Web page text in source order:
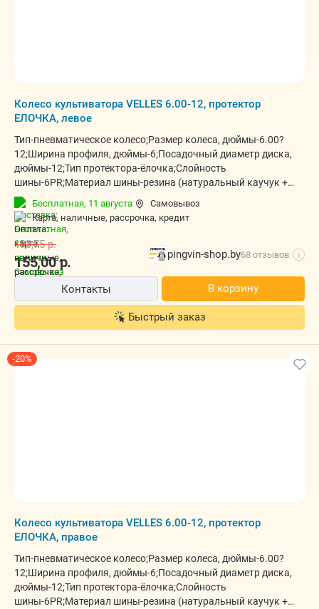
Колесо культиватора VELLES 6.00-12, протектор
ЕЛОЧКА, левое
Тип-пневматическое колесо;Размер колеса, дюймы-6.00?
12;Ширина профиля, дюймы-6;Посадочный диаметр диска,
дюймы-12;Тип протектора-ёлочка;Слойность
шины-6PR;Материал шины-резина (натуральный каучук +
бутадиен-стирольный полимер);Армирование-нейлоновый
корд;Максимальная нагрузка, кг-225;Рабочее давление,
атм-0,8?1,5;Высокая проходимость-есть;Самоочищение
протектора-есть;Повышенное тяговое усилие-
есть;Устойчивость-есть;
Бесплатная, 11 августа
Самовывоз
карта, наличные, рассрочка, кредит
155,00р.
193,75р.
pingvin-shop.by68 отзывов i
Контакты В корзину
Быстрый заказ
-20%
Колесо культиватора VELLES 6.00-12, протектор
ЕЛОЧКА, правое
Тип-пневматическое колесо;Размер колеса, дюймы-6.00?
12;Ширина профиля, дюймы-6;Посадочный диаметр диска,
дюймы-12;Тип протектора-ёлочка;Слойность
шины-6PR;Материал шины-резина (натуральный каучук +